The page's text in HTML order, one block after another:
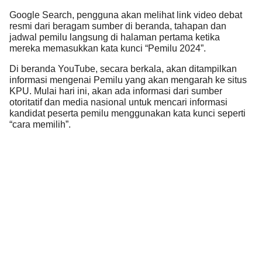
Google Search, pengguna akan melihat link video debat
resmi dari beragam sumber di beranda, tahapan dan
jadwal pemilu langsung di halaman pertama ketika
mereka memasukkan kata kunci “Pemilu 2024”.
Di beranda YouTube, secara berkala, akan ditampilkan
informasi mengenai Pemilu yang akan mengarah ke situs
KPU. Mulai hari ini, akan ada informasi dari sumber
otoritatif dan media nasional untuk mencari informasi
kandidat peserta pemilu menggunakan kata kunci seperti
“cara memilih”.